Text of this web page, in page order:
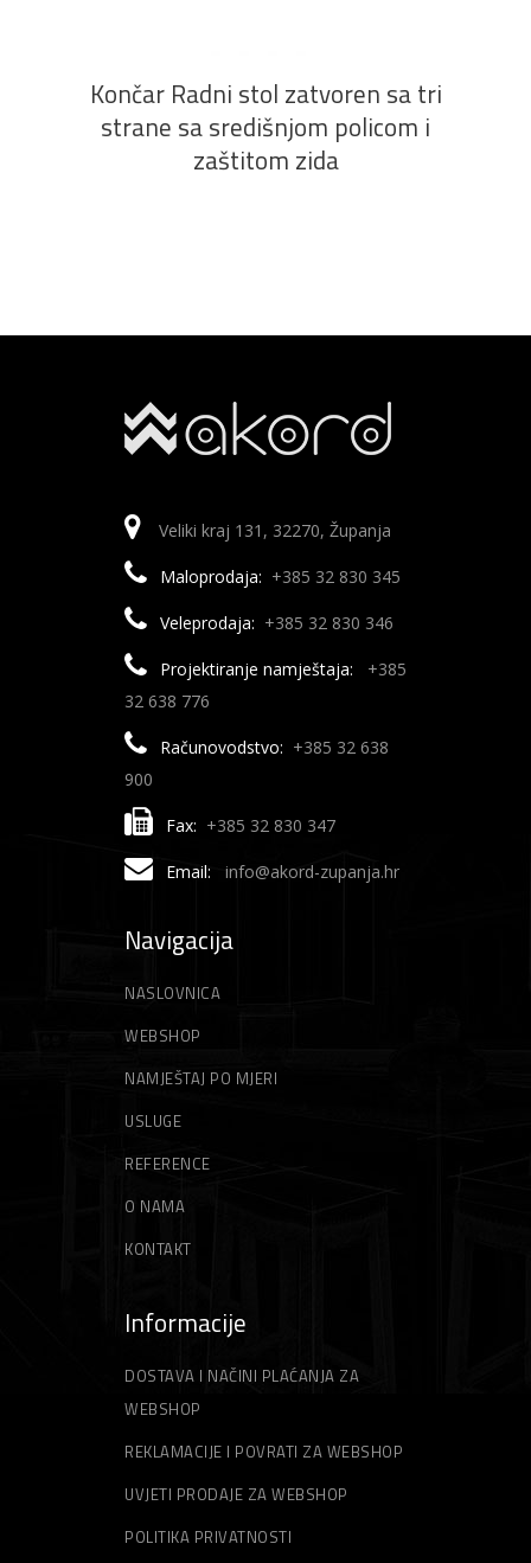
Končar Radni stol zatvoren sa tri
strane sa središnjom policom i
zaštitom zida
Veliki kraj 131, 32270, Županja
Maloprodaja: +385 32 830 345
Veleprodaja: +385 32 830 346
Projektiranje namještaja:
+385
32 638 776
Računovodstvo: +385 32 638
900
Fax: +385 32 830 347
Email: info@akord-zupanja.hr
Navigacija
NASLOVNICA
WEBSHOP
NAMJEŠTAJ PO MJERI
USLUGE
REFERENCE
O NAMA
KONTAKT
Informacije
DOSTAVA I NAČINI PLAĆANJA ZA
WEBSHOP
REKLAMACIJE I POVRATI ZA WEBSHOP
UVJETI PRODAJE ZA WEBSHOP
POLITIKA PRIVATNOSTI